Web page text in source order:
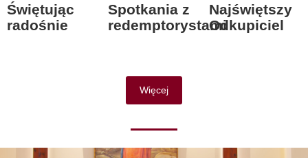
Świętując
radośnie
Spotkania z
redemptorystami
Najświętszy
Odkupiciel
Więcej